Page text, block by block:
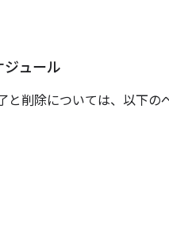
ジュール
削除については、以下の